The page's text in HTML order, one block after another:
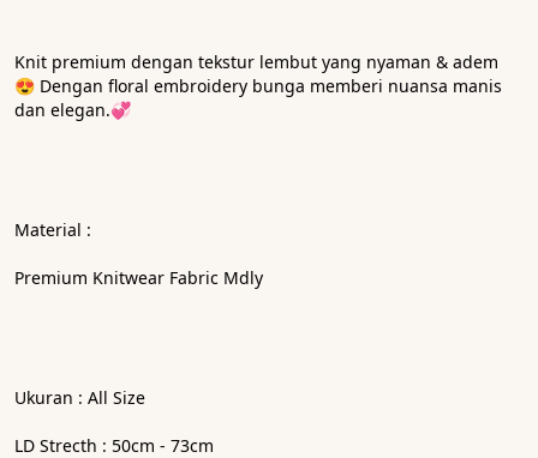
Knit premium dengan tekstur lembut yang nyaman & adem
😍 Dengan floral embroidery bunga memberi nuansa manis
dan elegan.💞
Material :
Premium Knitwear Fabric Mdly
Ukuran : All Size
LD Strecth : 50cm - 73cm